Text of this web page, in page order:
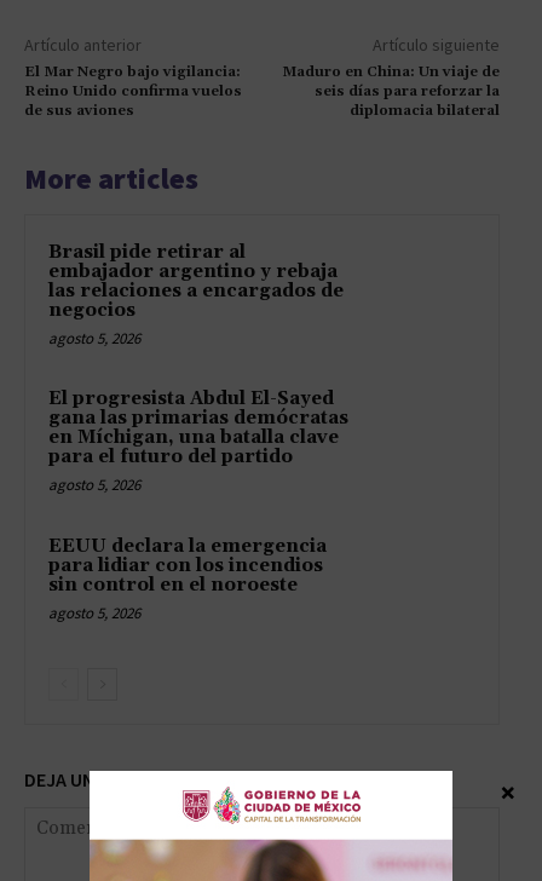
Artículo anterior
El Mar Negro bajo vigilancia:
Reino Unido confirma vuelos
de sus aviones
Artículo siguiente
Maduro en China: Un viaje de
seis días para reforzar la
diplomacia bilateral
More articles
Brasil pide retirar al
embajador argentino y rebaja
las relaciones a encargados de
negocios
agosto 5, 2026
El progresista Abdul El-Sayed
gana las primarias demócratas
en Míchigan, una batalla clave
para el futuro del partido
agosto 5, 2026
EEUU declara la emergencia
para lidiar con los incendios
sin control en el noroeste
agosto 5, 2026
DEJA UNA RESPUESTA ×